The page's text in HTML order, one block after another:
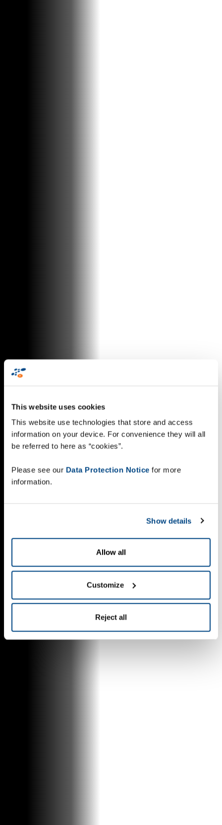
This website uses cookies
This website use technologies that store and access
information on your device. For convenience they will all
be referred to here as “cookies”.
Please see our Data Protection Notice for more
information.
Show details
Allow all
Customize
Reject all